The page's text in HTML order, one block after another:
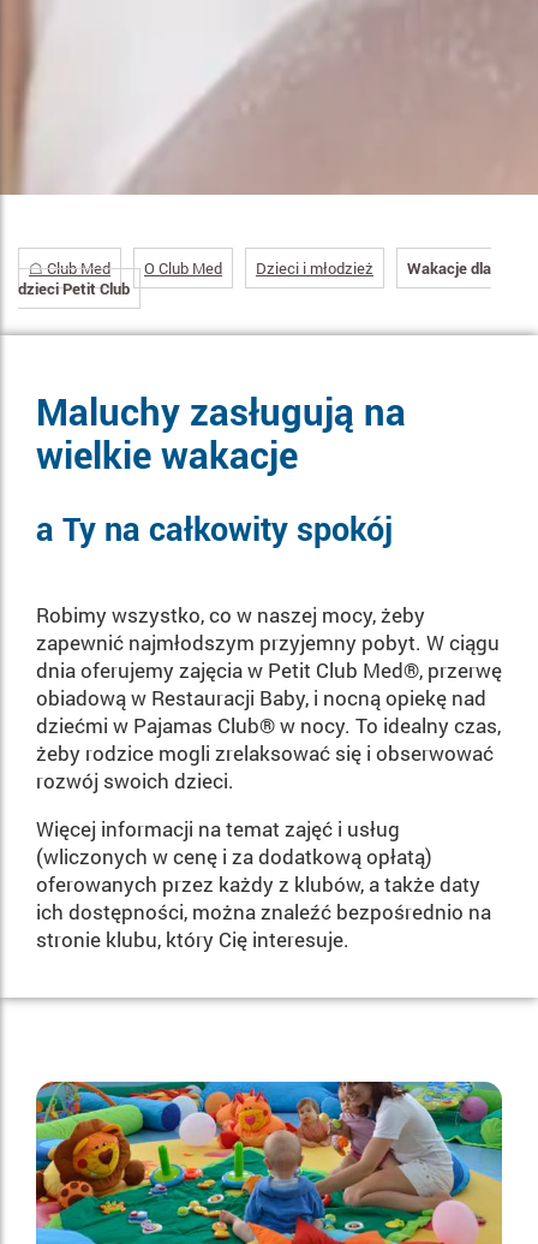
☖ Club Med O Club Med Dzieci i młodzież
Wakacje dla
dzieci Petit Club
Maluchy zasługują na
wielkie wakacje
a Ty na całkowity spokój
Robimy wszystko, co w naszej mocy, żeby
zapewnić najmłodszym przyjemny pobyt. W ciągu
dnia oferujemy zajęcia w Petit Club Med®, przerwę
obiadową w Restauracji Baby, i nocną opiekę nad
dziećmi w Pajamas Club® w nocy. To idealny czas,
żeby rodzice mogli zrelaksować się i obserwować
rozwój swoich dzieci.
Więcej informacji na temat zajęć i usług
(wliczonych w cenę i za dodatkową opłatą)
oferowanych przez każdy z klubów, a także daty
ich dostępności, można znaleźć bezpośrednio na
stronie klubu, który Cię interesuje.